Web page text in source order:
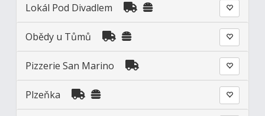
Lokál Pod Divadlem
Obědy u Tůmů
Pizzerie San Marino
Plzeňka